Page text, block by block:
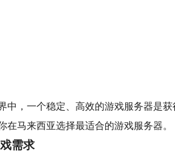
中，一个稳定、高效的游戏服务器是
在马来西亚选择最适合的游戏服务器。
需求